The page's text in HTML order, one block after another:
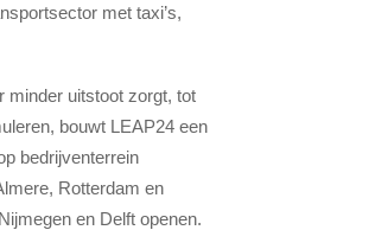
met taxi’s,
minder uitstoot zorgt, tot
bouwt LEAP24 een
bedrijventerrein
Rotterdam en
en Delft openen.